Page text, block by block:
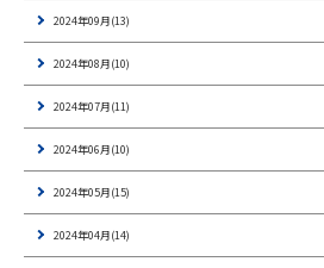
2024年09月(13)
2024年08月(10)
2024年07月(11)
2024年06月(10)
2024年05月(15)
2024年04月(14)